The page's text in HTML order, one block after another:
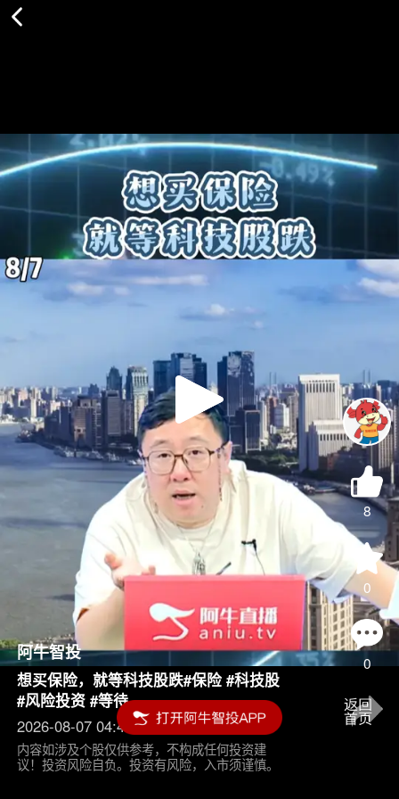
Play
Video
8
0
0
阿牛智投
想买保险，就等科技股跌#保险 #科技股
#风险投资 #等待
2026-08-07 04:45
内容如涉及个股仅供参考，不构成任何投资建
议！投资风险自负。投资有风险，入市须谨慎。